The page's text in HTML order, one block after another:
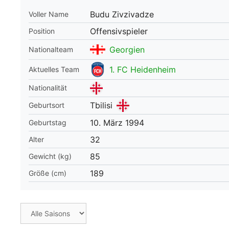
downloaden
Voller Name Budu Zivzivadze
Position Offensivspieler
Nationalteam Georgien
Aktuelles Team 1. FC Heidenheim
Nationalität
Geburtsort
Tbilisi
Geburtstag 10. März 1994
Alter 32
Gewicht (kg) 85
Größe (cm) 189